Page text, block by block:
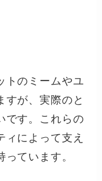
トのミームやユ
すが、実際のと
です。これらの
ィによって支え
ています。